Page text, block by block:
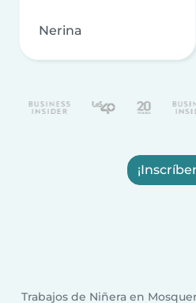
Nerina
Trabajos de Niñera en